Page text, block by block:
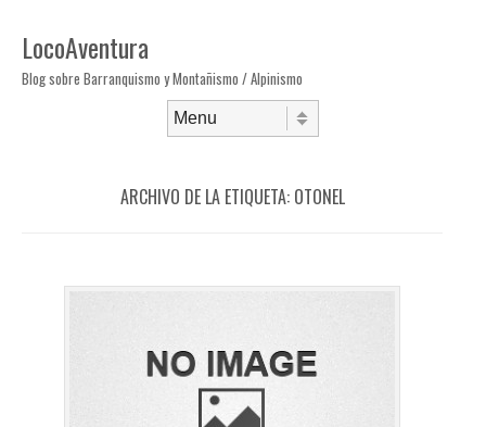
LocoAventura
Blog sobre Barranquismo y Montañismo / Alpinismo
ARCHIVO DE LA ETIQUETA: OTONEL